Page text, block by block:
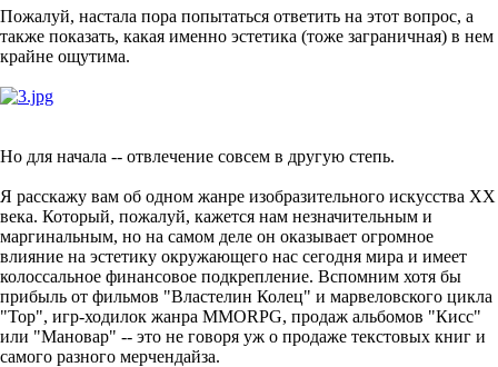
Пожалуй, настала пора попытаться ответить на этот вопрос, а
также показать, какая именно эстетика (тоже заграничная) в нем
крайне ощутима.
Но для начала -- отвлечение совсем в другую степь.
Я расскажу вам об одном жанре изобразительного искусства ХХ
века. Который, пожалуй, кажется нам незначительным и
маргинальным, но на самом деле он оказывает огромное
влияние на эстетику окружающего нас сегодня мира и имеет
колоссальное финансовое подкрепление. Вспомним хотя бы
прибыль от фильмов "Властелин Колец" и марвеловского цикла
"Тор", игр-ходилок жанра MMORPG, продаж альбомов "Кисс"
или "Мановар" -- это не говоря уж о продаже текстовых книг и
самого разного мерчендайза.